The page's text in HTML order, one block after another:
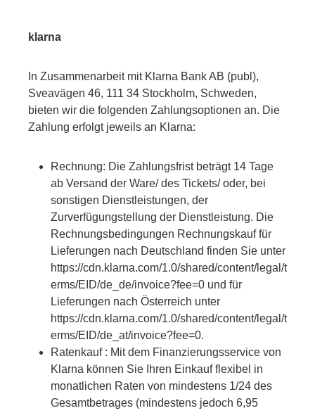
klarna
In Zusammenarbeit mit Klarna Bank AB (publ),
Sveavägen 46, 111 34 Stockholm, Schweden,
bieten wir die folgenden Zahlungsoptionen an. Die
Zahlung erfolgt jeweils an Klarna:
Rechnung: Die Zahlungsfrist beträgt 14 Tage
ab Versand der Ware/ des Tickets/ oder, bei
sonstigen Dienstleistungen, der
Zurverfügungstellung der Dienstleistung. Die
Rechnungsbedingungen Rechnungskauf für
Lieferungen nach Deutschland finden Sie unter
https://cdn.klarna.com/1.0/shared/content/legal/t
erms/EID/de_de/invoice?fee=0 und für
Lieferungen nach Österreich unter
https://cdn.klarna.com/1.0/shared/content/legal/t
erms/EID/de_at/invoice?fee=0.
Ratenkauf : Mit dem Finanzierungsservice von
Klarna können Sie Ihren Einkauf flexibel in
monatlichen Raten von mindestens 1/24 des
Gesamtbetrages (mindestens jedoch 6,95